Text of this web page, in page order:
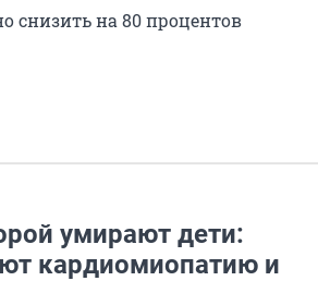
снизить на 80 процентов
умирают дети:
кардиомиопатию и